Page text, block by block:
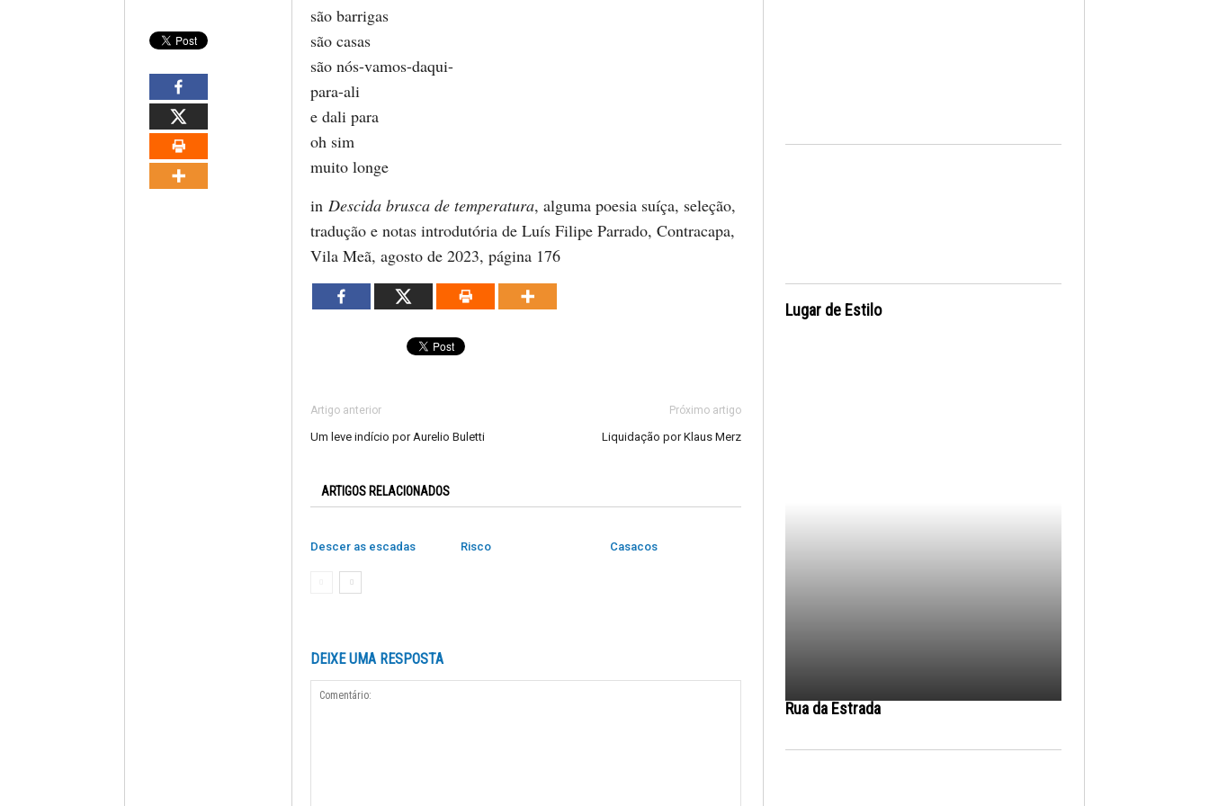
são barrigas
são casas
são nós-vamos-daqui-
para-ali
e dali para
oh sim
muito longe
in Descida brusca de temperatura, alguma poesia suíça, seleção,
tradução e notas introdutória de Luís Filipe Parrado, Contracapa,
Vila Meã, agosto de 2023, página 176
Artigo anterior
Um leve indício por Aurelio Buletti
Próximo artigo
Liquidação por Klaus Merz
ARTIGOS RELACIONADOS
Descer as escadas Risco Casacos
DEIXE UMA RESPOSTA
Lugar de Estilo
Rua da Estrada